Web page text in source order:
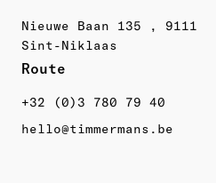
Nieuwe Baan 135 , 9111
Sint-Niklaas
Route
+32 (0)3 780 79 40
hello@timmermans.be